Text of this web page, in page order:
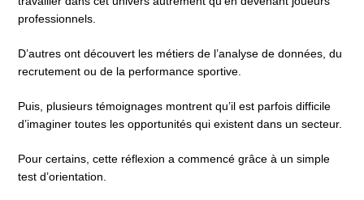
professionnels.
D’autres ont découvert les métiers de l’analyse de données, du
recrutement ou de la performance sportive.
Puis, plusieurs témoignages montrent qu’il est parfois difficile
d’imaginer toutes les opportunités qui existent dans un secteur.
Pour certains, cette réflexion a commencé grâce à un simple
test d’orientation.